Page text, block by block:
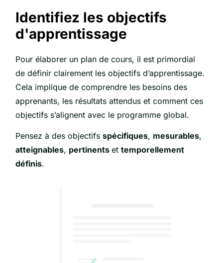
Identifiez les objectifs
d'apprentissage
Pour élaborer un plan de cours, il est primordial
de définir clairement les objectifs d’apprentissage.
Cela implique decomprendre les besoins des
apprenants, les résultats attendus et comment ces
objectifs s’alignent avec le programme global.
Pensez à des objectifsspécifiques, mesurables,
atteignables, pertinentsettemporellement
définis.